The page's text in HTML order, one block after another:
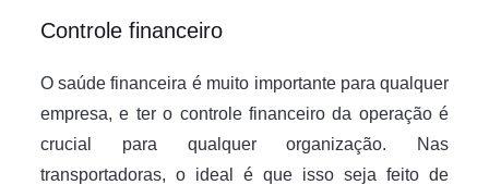
Controle financeiro
O saúde financeira é muito importante para qualquer
empresa, e ter o controle financeiro da operação é
crucial para qualquer organização. Nas
transportadoras, o ideal é que isso seja feito de